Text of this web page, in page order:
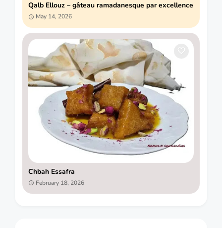
Qalb Ellouz – gâteau ramadanesque par excellence
May 14, 2026
Chbah Essafra
February 18, 2026